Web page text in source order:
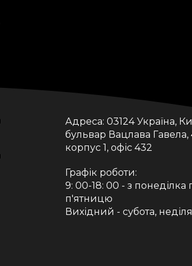
Адреса: 03124 Україна,
бульвар Вацлава Гавела,
корпус 1, офіс 432
Графік роботи:
9: 00-18: 00 - з понеділка
п'ятницю
Вихідний - субота, неділя